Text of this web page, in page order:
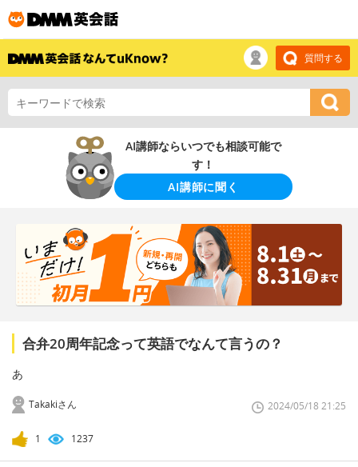
質問する
AI講師ならいつでも相談可能で
す！
AI講師に聞く
合弁20周年記念って英語でなんて言うの？
あ
Takakiさん 2024/05/18 21:25
1 1237